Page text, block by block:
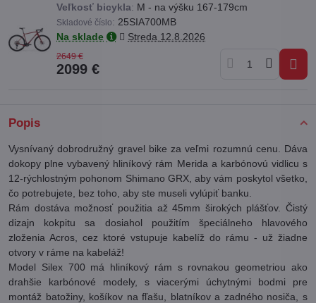
Veľkosť bicykla: M - na výšku 167-179cm
Skladové číslo: 25SIA700MB
Na sklade
Streda 12.8.2026
2649 €
2099 €
Popis
Vysnívaný dobrodružný gravel bike za veľmi rozumnú cenu. Dáva
dokopy plne vybavený hliníkový rám Merida a karbónovú vidlicu s
12-rýchlostným pohonom Shimano GRX, aby vám poskytol všetko,
čo potrebujete, bez toho, aby ste museli vylúpiť banku.
Rám dostáva možnosť použitia až 45mm širokých plášťov. Čistý
dizajn kokpitu sa dosiahol použitím špeciálneho hlavového
zloženia Acros, cez ktoré vstupuje kabelíž do rámu - už žiadne
otvory v ráme na kabeláž!
Model Silex 700 má hliníkový rám s rovnakou geometriou ako
drahšie karbónové modely, s viacerými úchytnými bodmi pre
montáž batožiny, košíkov na fľašu, blatníkov a zadného nosiča, s